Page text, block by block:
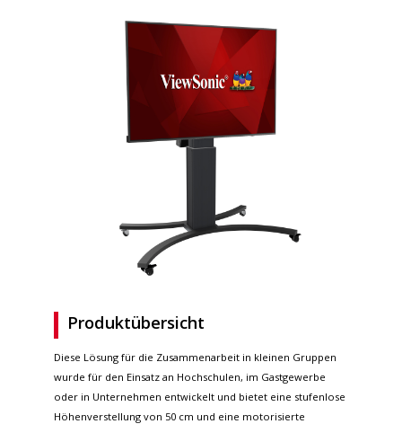
Produktübersicht
Diese Lösung für die Zusammenarbeit in kleinen Gruppen
wurde für den Einsatz an Hochschulen, im Gastgewerbe
oder in Unternehmen entwickelt und bietet eine stufenlose
Höhenverstellung von 50 cm und eine motorisierte